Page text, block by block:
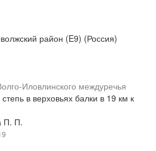
район (E9) (Россия)
Иловлинского междуречья
в верховьях балки в 19 км к
П. П.